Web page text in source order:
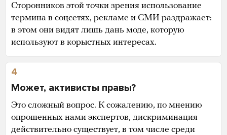
Сторонников этой точки зрения использование
термина в соцсетях, рекламе и СМИ раздражает:
в этом они видят лишь дань моде, которую
используют в корыстных интересах.
4
Может, активисты правы?
Это сложный вопрос. К сожалению, по мнению
опрошенных нами экспертов, дискриминация
действительно существует, в том числе среди